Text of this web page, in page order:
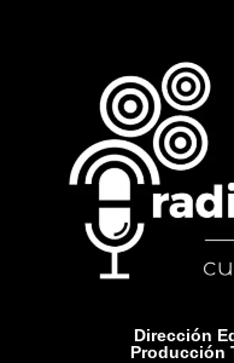
Dirección
Producción